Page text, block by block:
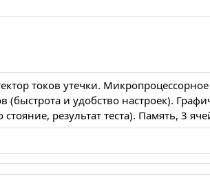
токов утечки.
и удобство настроек).
результат теста). Память, 3